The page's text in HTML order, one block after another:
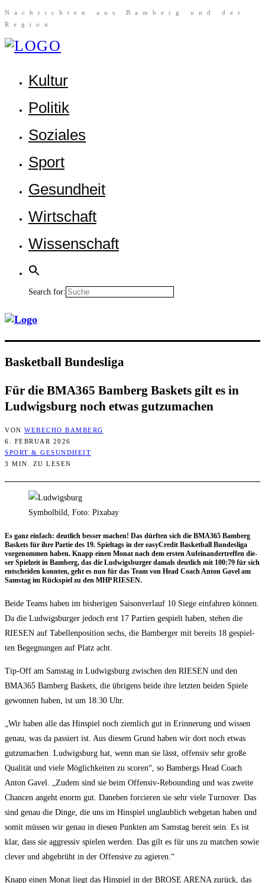
Nach­rich­ten aus Bam­berg und der
Region
Kul­tur
Poli­tik
Sozia­les
Sport
Gesund­heit
Wirt­schaft
Wis­sen­schaft
Search for:
Bas­ket­ball Bundesliga
Für die BMA365 Bam­berg Bas­kets gilt es in
Lud­wigs­burg noch etwas gutzumachen
VON WEBECHO BAMBERG
6. FEBRUAR 2026
SPORT & GESUNDHEIT
3 MIN. ZU LESEN
Symbolbild, Foto: Pixabay
Es ganz ein­fach: deut­lich bes­ser machen! Das dürf­ten sich die BMA365 Bam­berg
Bas­kets für ihre Par­tie des 19. Spiel­tags in der easy­Cre­dit Bas­ket­ball Bun­des­li­ga
vor­ge­nom­men haben. Knapp einen Monat nach dem ers­ten Auf­ein­an­der­tref­fen die­
ser Spiel­zeit in Bam­berg, das die Lud­wigs­bur­ger damals deut­lich mit 100:79 für sich
ent­schei­den konn­ten, geht es nun für das Team von Head Coach Anton Gavel am
Sams­tag im Rück­spiel zu den MHP RIESEN.
Bei­de Teams haben im bis­he­ri­gen Sai­son­ver­lauf 10 Sie­ge ein­fah­ren kön­nen.
Da die Lud­wigs­bur­ger jedoch erst 17 Par­tien gespielt haben, ste­hen die
RIESEN auf Tabel­len­po­si­ti­on sechs, die Bam­ber­ger mit bereits 18 gespiel­
ten Begeg­nun­gen auf Platz acht.
Tip-Off am Sams­tag in Lud­wigs­burg zwi­schen den RIESEN und den
BMA365 Bam­berg Bas­kets, die übri­gens bei­de ihre letz­ten bei­den Spie­le
gewon­nen haben, ist um 18:30 Uhr.
„Wir haben alle das Hin­spiel noch ziem­lich gut in Erin­ne­rung und wis­sen
genau, was da pas­siert ist. Aus die­sem Grund haben wir dort noch etwas
gut­zu­ma­chen. Lud­wigs­burg hat, wenn man sie lässt, offen­siv sehr gro­ße
Qua­li­tät und vie­le Mög­lich­kei­ten zu sco­ren“, so Bam­bergs Head Coach
Anton Gavel. „Zudem sind sie beim Offen­siv-Reboun­ding und was zwei­te
Chan­cen angeht enorm gut. Dane­ben for­cie­ren sie sehr vie­le Tur­no­ver. Das
sind genau die Din­ge, die uns im Hin­spiel unglaub­lich weh­ge­tan haben und
somit müs­sen wir genau in die­sen Punk­ten am Sams­tag bereit sein. Es ist
klar, dass sie aggres­siv spie­len wer­den. Das gilt es für uns zu matchen sowie
cle­ver und abge­brüht in der Offen­si­ve zu agieren.“
Knapp einen Monat liegt das Hin­spiel in der BROSE ARENA zurück, das